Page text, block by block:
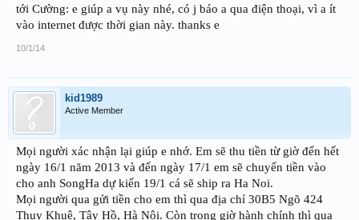
tới Cường: e giúp a vụ này nhé, có j báo a qua điện thoại, vì a ít
vào internet được thời gian này. thanks e
10/1/14
kid1989
Active Member
Mọi người xác nhận lại giúp e nhớ. Em sẽ thu tiền từ giờ đến hết
ngày 16/1 năm 2013 và đến ngày 17/1 em sẽ chuyển tiền vào
cho anh SongHa dự kiến 19/1 cá sẽ ship ra Ha Noi.
Mọi người qua gửi tiền cho em thì qua địa chỉ 30B5 Ngõ 424
Thuỵ Khuê, Tây Hồ, Hà Nội. Còn trong giờ hành chính thì qua